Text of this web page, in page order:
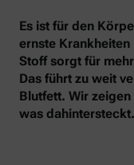
Es ist für den
ernste
Stoff sorgt für
Das führt zu weit
Blutfett. Wir
was dahintersteckt.